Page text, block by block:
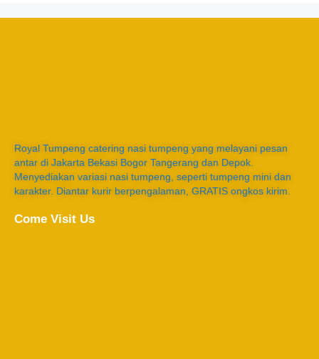
Royal Tumpeng catering nasi tumpeng yang melayani pesan
antar di Jakarta Bekasi Bogor Tangerang dan Depok.
Menyediakan variasi nasi tumpeng, seperti tumpeng mini dan
karakter. Diantar kurir berpengalaman, GRATIS ongkos kirim.
Come Visit Us